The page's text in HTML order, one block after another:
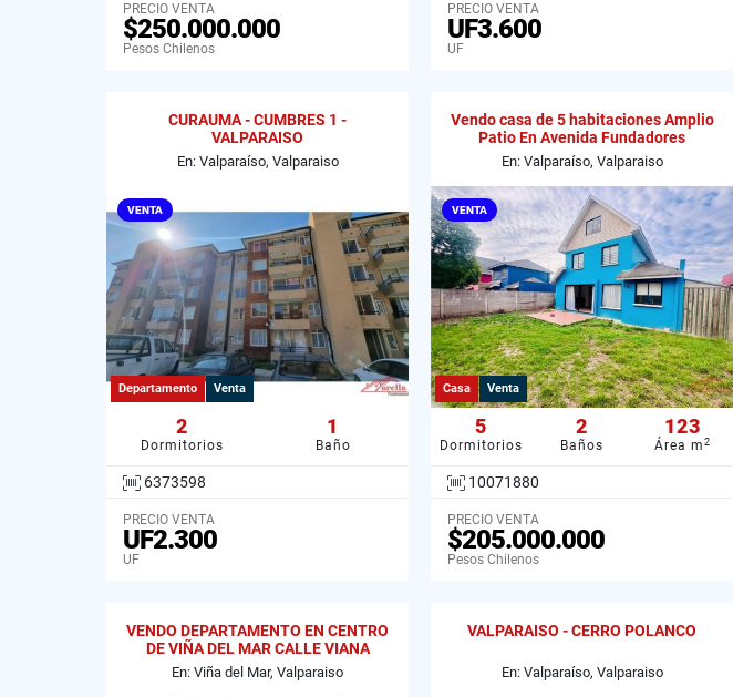
PRECIO VENTA
$250.000.000
Pesos Chilenos
PRECIO VENTA
UF3.600
UF
CURAUMA - CUMBRES 1 -
VALPARAISO
En: Valparaíso, Valparaiso
VENTA
Departamento Venta
2
Dormitorios
1
Baño
6373598
PRECIO VENTA
UF2.300
UF
Vendo casa de 5 habitaciones Amplio
Patio En Avenida Fundadores
En: Valparaíso, Valparaiso
VENTA
Casa Venta
5
Dormitorios
2
Baños
123
Área m 2
10071880
PRECIO VENTA
$205.000.000
Pesos Chilenos
VENDO DEPARTAMENTO EN CENTRO
DE VIÑA DEL MAR CALLE VIANA
En: Viña del Mar, Valparaiso
VALPARAISO - CERRO POLANCO
En: Valparaíso, Valparaiso